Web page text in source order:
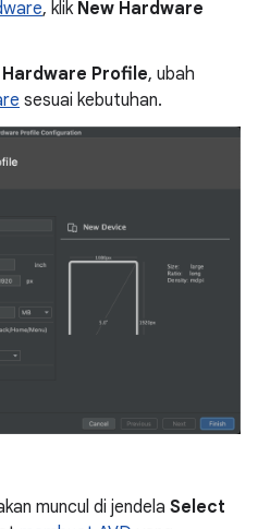
, klik New Hardware
Profile, ubah
sesuai kebutuhan.
muncul di jendela Select